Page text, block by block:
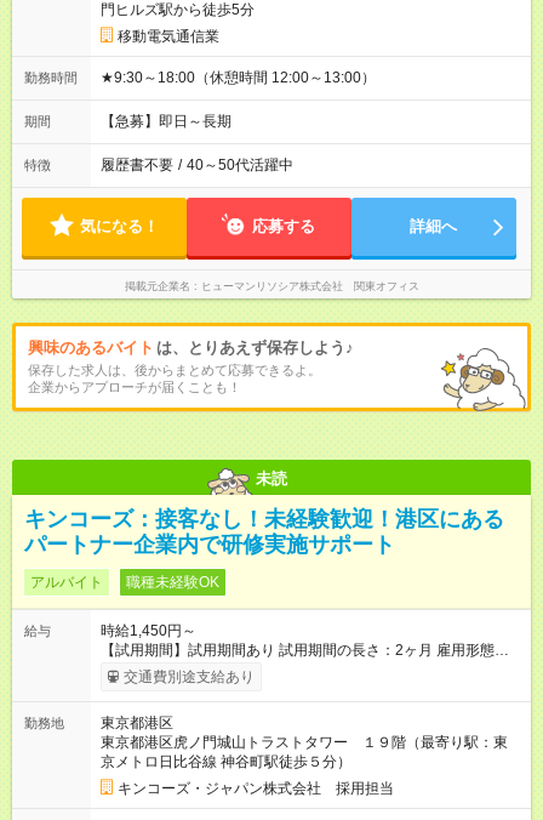
門ヒルズ駅から徒歩5分
移動電気通信業
勤務時間 ★9:30～18:00（休憩時間 12:00～13:00）
期間 【急募】即日～長期
特徴 履歴書不要 / 40～50代活躍中
気になる！ 応募する 詳細へ
掲載元企業名 ヒューマンリソシア株式会社 関東オフィス
興味のあるバイト は、とりあえず保存しよう♪
保存した求人は、後からまとめて応募できるよ。
企業からアプローチが届くことも！
未読
キンコーズ：接客なし！未経験歓迎！港区にある
パートナー企業内で研修実施サポート
アルバイト 職種未経験OK
給与
時給1,450円～
【試用期間】試用期間あり 試用期間の長さ：2ヶ月 雇用形態、
給与は本採用時と同じです。 ・6か月ごとの業務評価で昇給あ
り！頑張っている人、スキルがある人にしっかり応えます！ ・
ます。
交通費別途支給あり
勤務地
東京都港区
東京都港区虎ノ門城山トラストタワー １９階（最寄り駅：東
京メトロ日比谷線 神谷町駅徒歩５分）
キンコーズ・ジャパン株式会社 採用担当